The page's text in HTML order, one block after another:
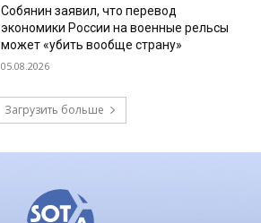
Собянин заявил, что перевод
экономики России на военные рельсы
может «убить вообще страну»
05.08.2026
Загрузить больше